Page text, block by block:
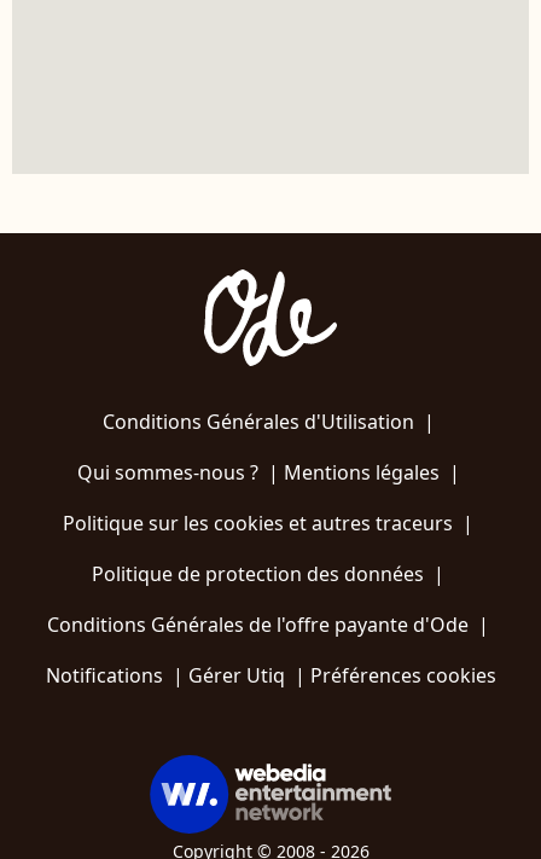
Conditions Générales d'Utilisation |
Qui sommes-nous ?| Mentions légales |
Politique sur les cookies et autres traceurs |
Politique de protection des données |
Conditions Générales de l'offre payante d'Ode |
Notifications | Gérer Utiq | Préférences cookies
Copyright © 2008 - 2026